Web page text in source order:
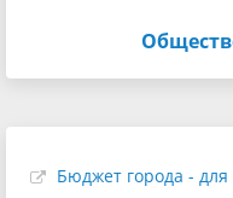
Бюджет города - для